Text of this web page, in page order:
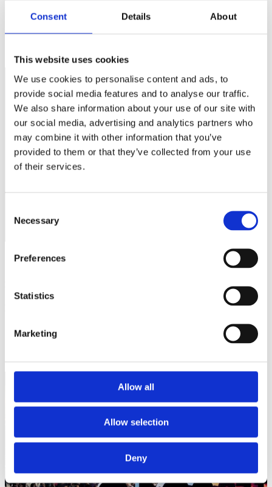
Consent Details About
This website uses cookies
We use cookies to personalise content and ads, to
provide social media features and to analyse our traffic.
We also share information about your use of our site with
our social media, advertising and analytics partners who
may combine it with other information that you’ve
provided to them or that they’ve collected from your use
of their services.
Selection
Necessary
Preferences
Statistics
Marketing
Allow all
Allow selection
Deny
Veltroni e D’Alemalasciano il Parlamento. Scelta nobile. Forse il
11/10/12
Procedo per punti schematici, così da evitare la consueta accusa...